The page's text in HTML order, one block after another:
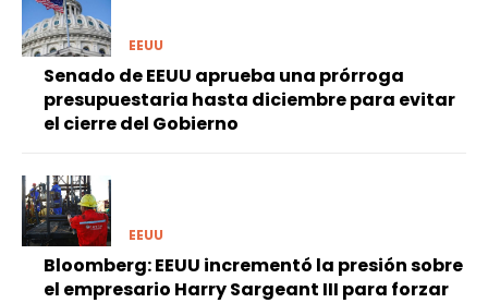
EEUU
Senado de EEUU aprueba una prórroga
presupuestaria hasta diciembre para evitar
el cierre del Gobierno
EEUU
Bloomberg: EEUU incrementó la presión sobre
el empresario Harry Sargeant III para forzar